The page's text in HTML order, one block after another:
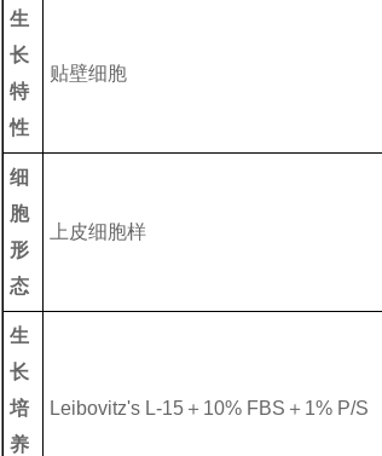
生
长
特
性
贴壁细胞
细
胞
形
态
上皮细胞样
生
长
培
养
Leibovitz's L-15＋10% FBS＋1% P/S